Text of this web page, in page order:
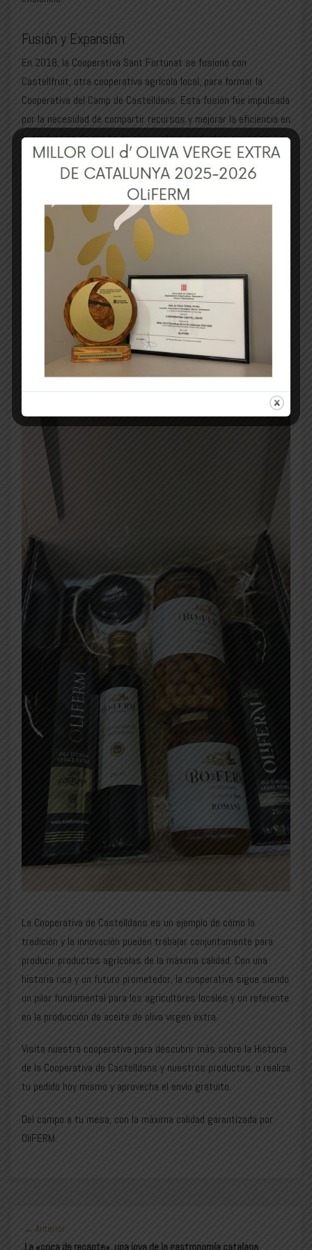
Fusión y Expansión
En 2018, la Cooperativa Sant Fortunat se fusionó con
Castellfruit, otra cooperativa agrícola local, para formar la
Cooperativa del Camp de Castelldans. Esta fusión fue impulsada
por la necesidad de compartir recursos y mejorar la eficiencia en
la producción de aceite de oliva y otros productos agrícolas. La
cooperativa ha seguido creciendo y modernizándose, con planes
para renovar las instalaciones y ampliar las capacidades de
producción en los próximos años (SomGarrigues
OliFERM, un Producto de Calidad
El aceite de oliva virgen extra OliFERM es el producto estrella de
la cooperativa. Elaborado exclusivamente con aceitunas
arbequinas cultivadas por los socios de la cooperativa, OliFERM
se destaca por su baja acidez (menos de 0,2 grados) y sus
propiedades organolépticas únicas. Este aceite es galardonado
y apreciado en todo el mundo por su calidad superior y su sabor
distintivo, que incluye notas vegetales y una sensación
almendrada al final de la cata (Tot Lleida).
La Cooperativa de Castelldans es un ejemplo de cómo la
tradición y la innovación pueden trabajar conjuntamente para
producir productos agrícolas de la máxima calidad. Con una
historia rica y un futuro prometedor, la cooperativa sigue siendo
un pilar fundamental para los agricultores locales y un referente
en la producción de aceite de oliva virgen extra.
Visita nuestra cooperativa para descubrir más sobre la Historia
de la Cooperativa de Castelldans y nuestros productos, o realiza
tu pedido hoy mismo y aprovecha el envío gratuito.
Del campo a tu mesa, con la máxima calidad garantizada por
OliFERM.
← Anterior
La «coca de recapte», ​​una joya de la gastronomía catalana